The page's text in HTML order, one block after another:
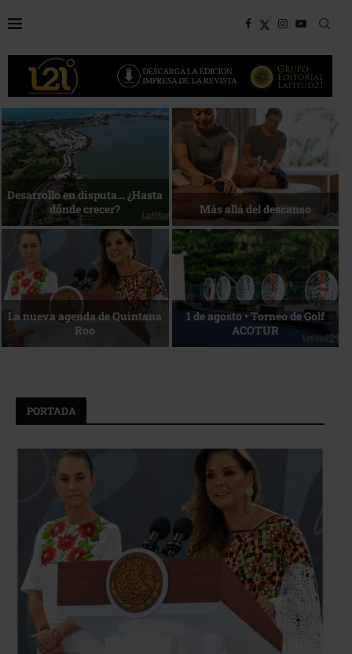
Bottega, un viaje servido a la
mesa
Energía que Impulsa la
competitividad
Reconocimiento de viajeros La esencia del servicio
PORTADA